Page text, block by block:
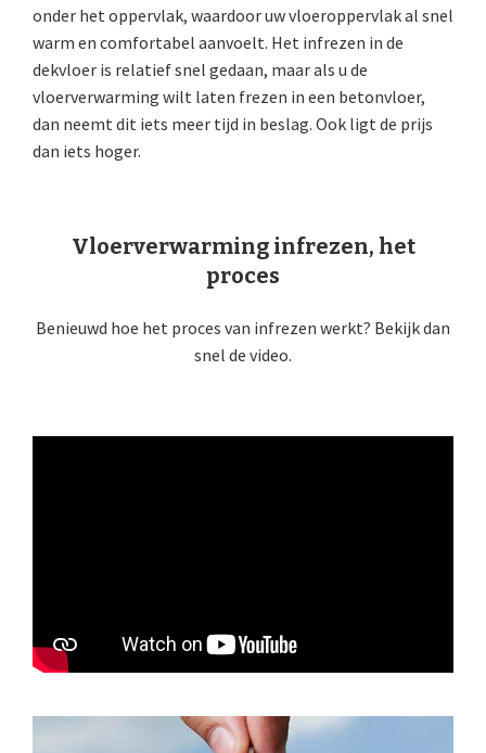
onder het oppervlak, waardoor uw vloeroppervlak al snel
warm en comfortabel aanvoelt. Het infrezen in de
dekvloer is relatief snel gedaan, maar als u de
vloerverwarming wilt laten frezen in een betonvloer,
dan neemt dit iets meer tijd in beslag. Ook ligt de prijs
dan iets hoger.
Vloerverwarming infrezen, het
proces
Benieuwd hoe het proces van infrezen werkt? Bekijk dan
snel de video.